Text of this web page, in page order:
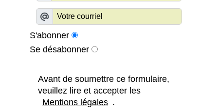
S'abonner
Se désabonner
Avant de soumettre ce formulaire,
veuillez lire et accepter les
Mentions légales .